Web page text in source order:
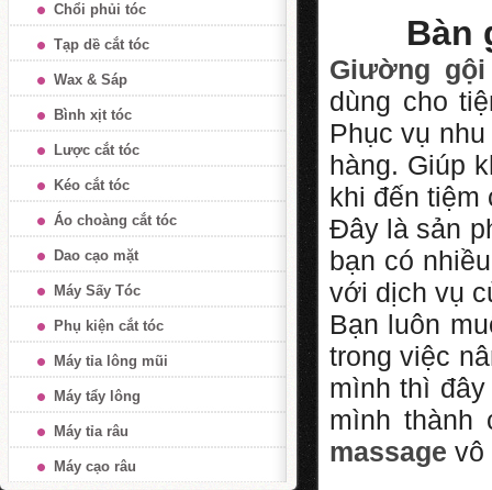
Chổi phủi tóc
Tạp dề cắt tóc
Wax & Sáp
Bình xịt tóc
Lược cắt tóc
Kéo cắt tóc
Áo choàng cắt tóc
Dao cạo mặt
Máy Sấy Tóc
Phụ kiện cắt tóc
Máy tỉa lông mũi
Máy tẩy lông
Máy tỉa râu
Máy cạo râu
Bàn
Giường gội
dùng cho
Phục vụ
hàng. Giúp
khi đến tiệm
Đây là sản
bạn có
với dịch vụ
Bạn luôn
trong việc
mình thì
mình
massage vô